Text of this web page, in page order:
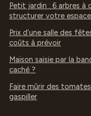
Petit jardin : 6 arbres à
structurer votre
Prix d’une salle des
coûts à prévoir
Maison saisie par la
caché ?
Faire mûrir des
gaspiller